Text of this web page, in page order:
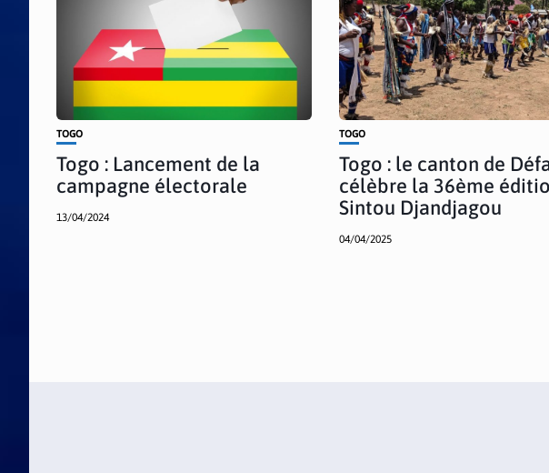
TOGO
Togo : Lancement de la
campagne électorale
13/04/2024
TOGO
Togo : le canton de
célèbre la 36ème
Sintou Djandjagou
04/04/2025